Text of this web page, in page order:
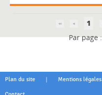
1
Par page
Plan du site | Mentions légales